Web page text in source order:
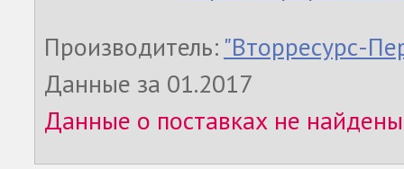
Производитель: "Вторресурс-
Данные за 01.2017
Данные о поставках не найдены